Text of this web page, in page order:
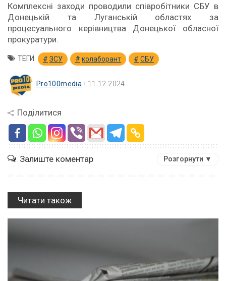
Комплексні заходи проводили співробітники СБУ в
Донецькій та Луганській областях за
процесуального керівництва Донецької обласної
прокуратури.
ТЕГИ ЗСУ колаборант СБУ
Pro100media 11.12.2024
Поділитися
Залиште коментар Розгорнути ▼
Читати також